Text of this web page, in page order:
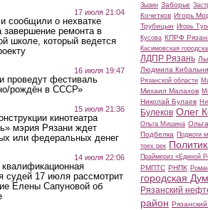
17 июля 21:04
сообщили о нехватке
завершение ремонта в
школе, который ведется
16 июля 19:47
проведут фестиваль
рождён в СССР»
15 июля 21:36
кинотеатра
мэрия Рязани ждет
или федеральных денег
14 июля 22:06
судей 17 июля рассмотрит
Елены Сапуновой об
Зызин Заборье
Кочетков Игорь
Трубицын Игорь
Кусова КПРФ
Касимовская
ЛДПР Рязань
Людмила
Рязанской области
Михаил Малахов
Николай Булаев
Булеков Олег
Ольга Мишина
Подбелка Поджоги
трех рек
Праймериз «Единой
РМПТС РНПК
городская
Рязанский
район